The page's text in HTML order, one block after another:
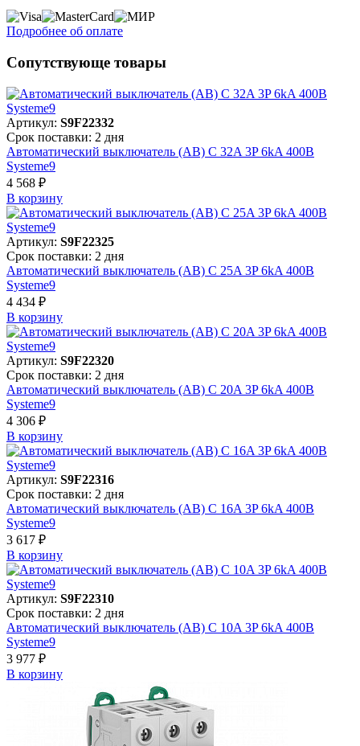
Подробнее об оплате
Сопутствующе товары
Артикул: S9F22332
Срок поставки: 2 дня
Автоматический выключатель (АВ) C 32A 3P 6kA 400В
Systeme9
4 568 ₽
В корзинy
Артикул: S9F22325
Срок поставки: 2 дня
Автоматический выключатель (АВ) C 25A 3P 6kA 400В
Systeme9
4 434 ₽
В корзинy
Артикул: S9F22320
Срок поставки: 2 дня
Автоматический выключатель (АВ) C 20A 3P 6kA 400В
Systeme9
4 306 ₽
В корзинy
Артикул: S9F22316
Срок поставки: 2 дня
Автоматический выключатель (АВ) C 16A 3P 6kA 400В
Systeme9
3 617 ₽
В корзинy
Артикул: S9F22310
Срок поставки: 2 дня
Автоматический выключатель (АВ) C 10A 3P 6kA 400В
Systeme9
3 977 ₽
В корзинy